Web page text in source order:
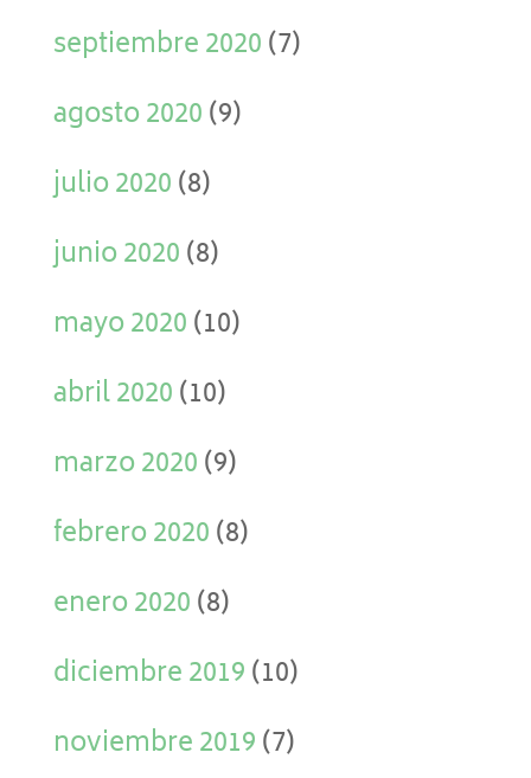
septiembre 2020(7)
agosto 2020(9)
julio 2020(8)
junio 2020(8)
mayo 2020(10)
abril 2020(10)
marzo 2020(9)
febrero 2020(8)
enero 2020(8)
diciembre 2019(10)
noviembre 2019(7)